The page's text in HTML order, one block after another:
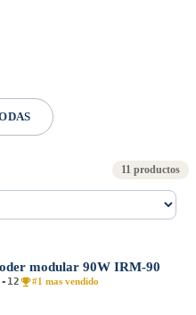
11 productos
modular 90W IRM-90
12 #1 mas vendido